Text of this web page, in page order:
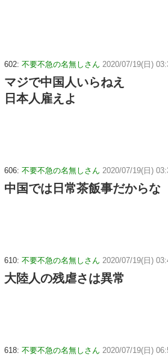
602: 不要不急の名無しさん 2020/07/19(日)
マジで中国人いらねえ
日本人雇えよ
606: 不要不急の名無しさん 2020/07/19(日)
中国では日常茶飯事だからな
610: 不要不急の名無しさん 2020/07/19(日)
大陸人の残虐さは異常
618: 不要不急の名無しさん 2020/07/19(日)